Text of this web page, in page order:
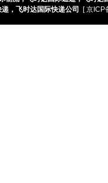
递， 飞时达国际快递公司 [ 京ICP